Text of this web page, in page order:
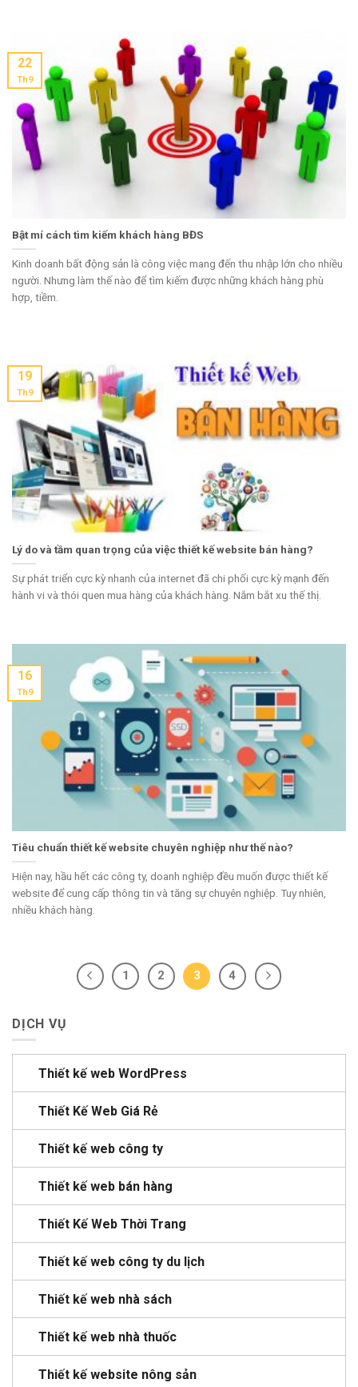
Bật mí cách tìm kiếm khách hàng BĐS
Kinh doanh bất động sản là công việc mang đến thu nhập lớn cho nhiều
người. Nhưng làm thế nào để tìm kiếm được những khách hàng phù
hợp, tiềm.
22
Th9
Lý do và tầm quan trọng của việc thiết kế website bán hàng?
Sự phát triển cực kỳ nhanh của internet đã chi phối cực kỳ mạnh đến
hành vi và thói quen mua hàng của khách hàng. Nắm bắt xu thế thị.
19
Th9
Tiêu chuẩn thiết kế website chuyên nghiệp như thế nào?
Hiện nay, hầu hết các công ty, doanh nghiệp đều muốn được thiết kế
website để cung cấp thông tin và tăng sự chuyên nghiệp. Tuy nhiên,
nhiều khách hàng.
16
Th9
1 2 3 4
DỊCH VỤ
Thiết kế web WordPress
Thiết Kế Web Giá Rẻ
Thiết kế web công ty
Thiết kế web bán hàng
Thiết Kế Web Thời Trang
Thiết kế web công ty du lịch
Thiết kế web nhà sách
Thiết kế web nhà thuốc
Thiết kế website nông sản